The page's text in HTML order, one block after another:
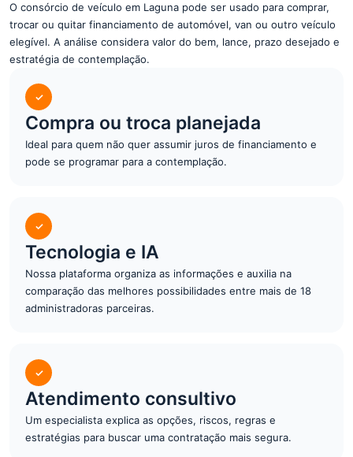
O consórcio de veículo em Laguna pode ser usado para comprar,
trocar ou quitar financiamento de automóvel, van ou outro veículo
elegível. A análise considera valor do bem, lance, prazo desejado e
estratégia de contemplação.
✓
Compra ou troca planejada
Ideal para quem não quer assumir juros de financiamento e
pode se programar para a contemplação.
✓
Tecnologia e IA
Nossa plataforma organiza as informações e auxilia na
comparação das melhores possibilidades entre mais de 18
administradoras parceiras.
✓
Atendimento consultivo
Um especialista explica as opções, riscos, regras e
estratégias para buscar uma contratação mais segura.